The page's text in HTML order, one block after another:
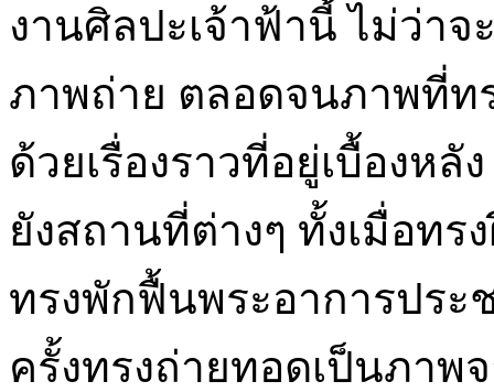
งานศิลปะเจ้าฟ้านี้ ไม่ว่า
ภาพถ่าย ตลอดจนภาพที่ท
ด้วยเรื่องราวที่อยู่เบื้องห
ยังสถานที่ต่างๆ ทั้งเมื่อทร
ทรงพักฟื้นพระอาการประ
ครั้งทรงถ่ายทอดเป็นภา